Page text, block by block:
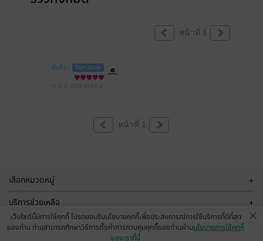
หน้าที่ 1
มีแล้ว - Nanaruk
หน้าที่ 1
เลือกหมวดหมู่ +
บริการช่วยเหลือ +
เกี่ยวกับเรา
เว็บไซต์นี้มีการใช้คุกกี้ โปรดยอมรับนโยบายคุกกี้เพื่อประสบการณ์การใช้บริการที่ดีที่สุด
ของท่าน ท่านสามารถศึกษาวิธีการตั้งค่าการควบคุมคุกกี้ของท่านผ่านนโยบายการใช้คุกกี้
ของเราที่นี่